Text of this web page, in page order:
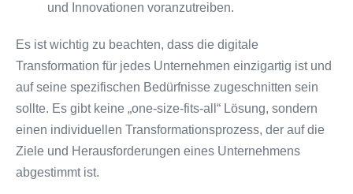
und Innovationen voranzutreiben.
Es ist wichtig zu beachten, dass die digitale
Transformation für jedes Unternehmen einzigartig ist und
auf seine spezifischen Bedürfnisse zugeschnitten sein
sollte. Es gibt keine „one-size-fits-all“ Lösung, sondern
einen individuellen Transformationsprozess, der auf die
Ziele und Herausforderungen eines Unternehmens
abgestimmt ist.